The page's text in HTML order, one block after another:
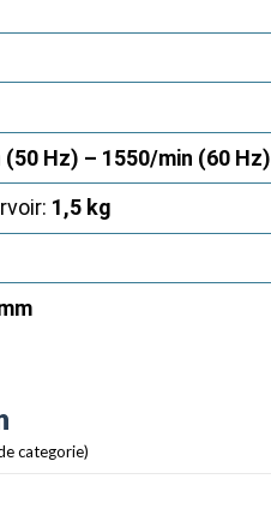
(50 Hz) – 1550/min (60 Hz)
1,5 kg
categorie)